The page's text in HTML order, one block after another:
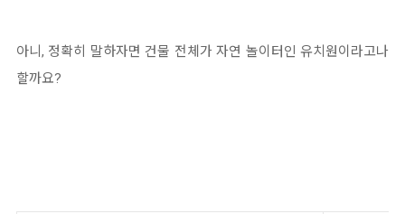
아니, 정확히 말하자면 건물 전체가 자연 놀이터인 유치원이라고나
할까요?